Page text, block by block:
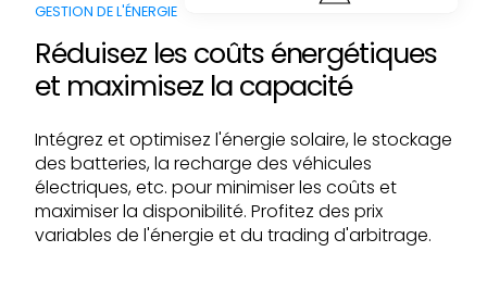
GESTION DE L'ÉNERGIE
Réduisez les coûts énergétiques
et maximisez la capacité
Intégrez et optimisez l'énergie solaire, le stockage
des batteries, la recharge des véhicules
électriques, etc. pour minimiser les coûts et
maximiser la disponibilité. Profitez des prix
variables de l'énergie et du trading d'arbitrage.